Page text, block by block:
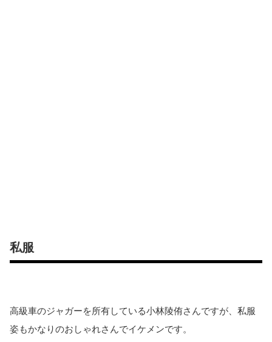
私服
高級車のジャガーを所有している小林陵侑さんですが、私服
姿もかなりのおしゃれさんでイケメンです。